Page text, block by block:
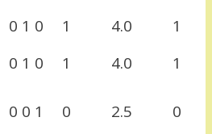
0 1 0 1 4.0
1
0 1 0 1 4.0 1
0 0 1 0 2.5 0